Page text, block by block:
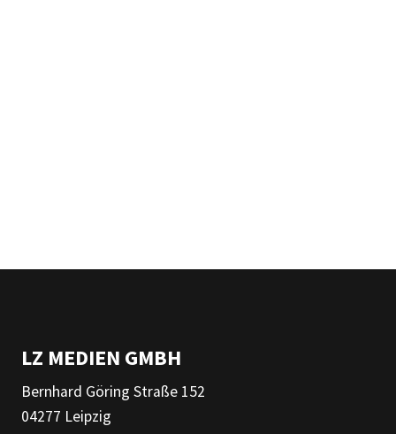
LZ MEDIEN GMBH
Bernhard Göring Straße 152
04277 Leipzig